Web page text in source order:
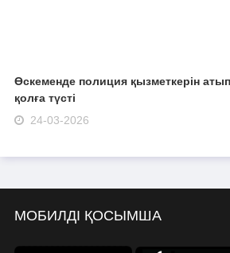
Өскеменде полиция қызметкерін атып
қолға түсті
24-03-2026
МОБИЛДІ ҚОСЫМША